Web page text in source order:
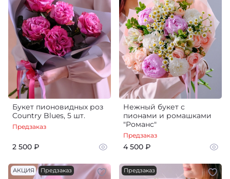
Букет пионовидных роз
Country Blues, 5 шт.
Предзаказ
2 500 ₽
Нежный букет с
пионами и ромашками
"Романс"
Предзаказ
4 500 ₽
АКЦИЯ Предзаказ Предзаказ